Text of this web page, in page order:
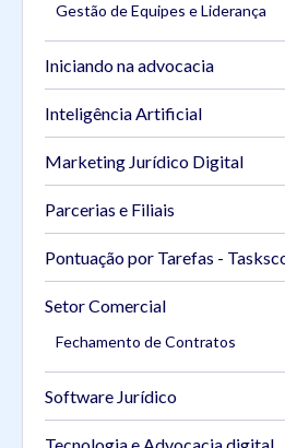
Gestão de Equipes e Liderança
Iniciando na advocacia
Inteligência Artificial
Marketing Jurídico Digital
Parcerias e Filiais
Pontuação por Tarefas -
Setor Comercial
Fechamento de Contratos
Software Jurídico